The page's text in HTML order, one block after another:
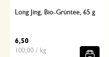
Long Jing, Bio-Grüntee, 65 g
6,50
100,00 / kg